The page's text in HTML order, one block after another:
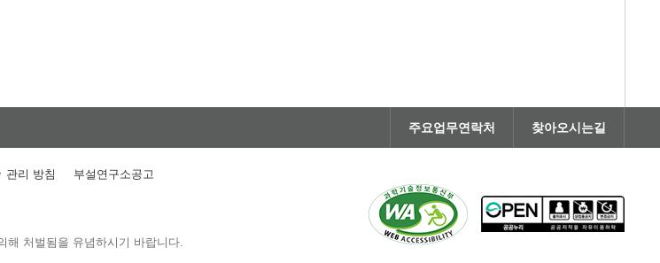
주요업무연락처 찾아오시는길
관리 방침 부설연구소공고
해 처벌됨을 유념하시기 바랍니다.